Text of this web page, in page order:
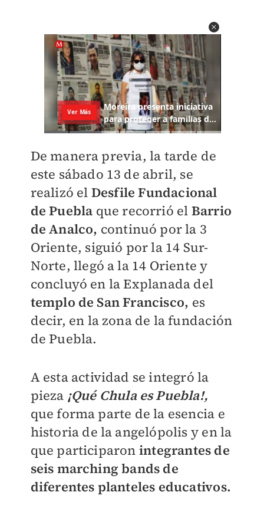
De manera previa, la tarde de
este sábado 13 de abril, se
realizó el Desfile Fundacional
de Puebla que recorrió el Barrio
de Analco, continuó por la 3
Oriente, siguió por la 14 Sur-
Norte, llegó a la 14 Oriente y
concluyó en la Explanada del
templo de San Francisco, es
decir, en la zona de la fundación
de Puebla.
A esta actividad se integró la
pieza ¡Qué Chula es Puebla!,
que forma parte de la esencia e
historia de la angelópolis y en la
que participaron integrantes de
seis marching bands de
diferentes planteles educativos.